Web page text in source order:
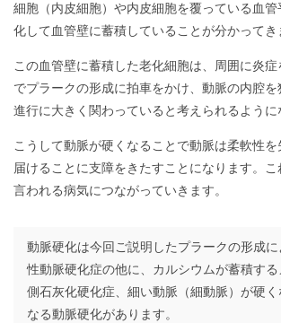
細胞（内皮細胞）や内皮細胞を覆っている血
化して血管壁に蓄積していることが分かってき
この血管壁に蓄積した老化細胞は、周囲に炎症
でプラークの形成に拍車をかけ、動脈の内腔
進行に大きく関わっていると考えられるように
こうして動脈が硬くなることで動脈は柔軟性を
届けることに支障をきたすことになります。こ
言われる病気につながっていきます。
動脈硬化は今回ご説明したプラークの形成
性動脈硬化症の他に、カルシウムが蓄積す
側石灰化硬化症、細い動脈（細動脈）が硬く
なる動脈硬化があります。